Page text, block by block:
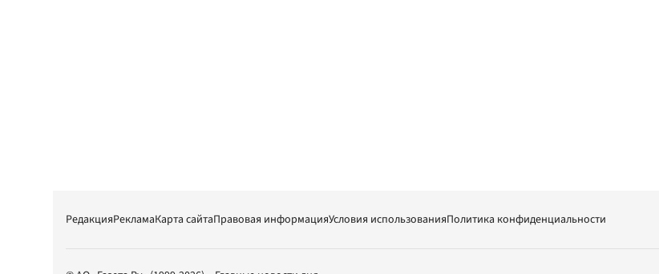
РедакцияРекламаКарта сайтаПравовая информацияУсловия использованияПолитика конфиденциальности